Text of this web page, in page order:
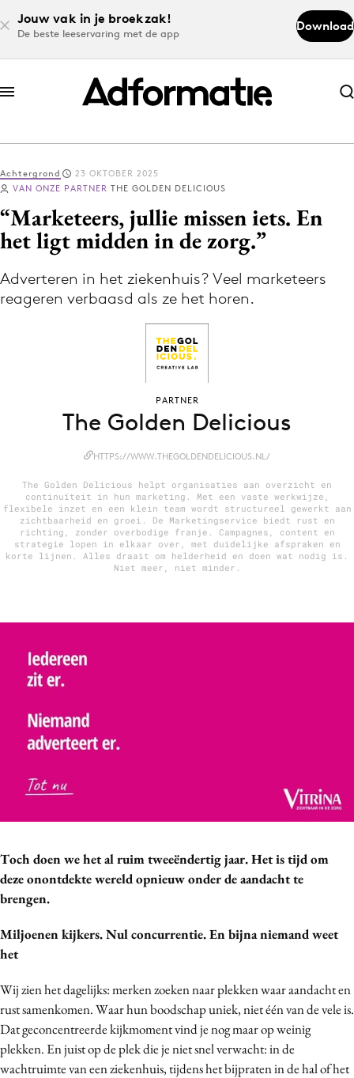
Jouw vak in je broekzak!
De beste leeservaring met de app
Download
Abonneer nu
Abonneer nu
Log in
Download de app
Nieuws app
12 nov: MarketingLive!
Adverteren
Events
Topics
Bureaus
Campagnes
Contentmarketing
Craft
Data & Insights
Design
Diversiteit
Effectiviteit
Gedragsverandering
Influencer marketing
Interne communicatie
Martech
Achtergrond
23 OKTOBER 2025
VAN ONZE PARTNER THE GOLDEN DELICIOUS
“Marketeers, jullie missen iets. En
het ligt midden in de zorg.”
Adverteren in het ziekenhuis? Veel marketeers
reageren verbaasd als ze het horen.
PARTNER
The Golden Delicious
HTTPS://WWW.THEGOLDENDELICIOUS.NL/
The Golden Delicious helpt organisaties aan overzicht en
continuïteit in hun marketing. Met een vaste werkwijze,
flexibele inzet en een klein team wordt structureel gewerkt aan
zichtbaarheid en groei. De Marketingservice biedt rust en
richting, zonder overbodige franje. Campagnes, content en
strategie lopen in elkaar over, met duidelijke afspraken en
korte lijnen. Alles draait om helderheid en doen wat nodig is.
Niet meer, niet minder.
Toch doen we het al ruim tweeëndertig jaar. Het is tijd om
deze onontdekte wereld opnieuw onder de aandacht te
brengen.
Miljoenen kijkers. Nul concurrentie. En bijna niemand weet
het
Wij zien het dagelijks: merken zoeken naar plekken waar aandacht en
rust samenkomen. Waar hun boodschap uniek, niet één van de vele is.
Dat geconcentreerde kijkmoment vind je nog maar op weinig
plekken. En juist op de plek die je niet snel verwacht: in de
wachtruimte van een ziekenhuis, tijdens het bijpraten in de hal of het